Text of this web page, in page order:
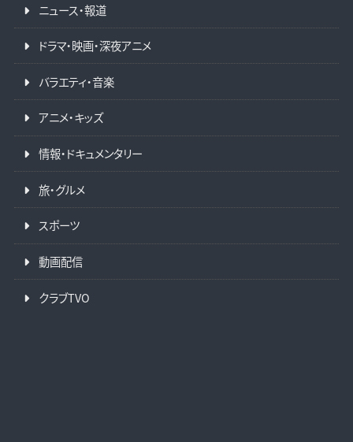
ニュース・報道
ドラマ・映画・深夜アニメ
バラエティ・音楽
アニメ・キッズ
情報・ドキュメンタリー
旅・グルメ
スポーツ
動画配信
クラブTVO